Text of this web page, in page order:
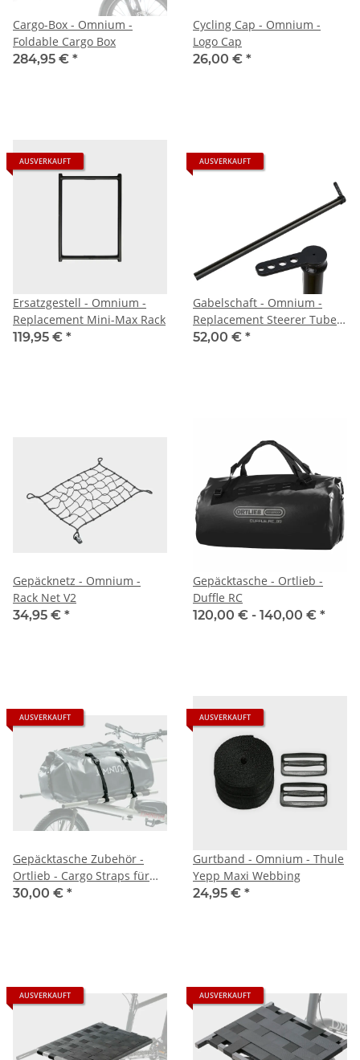
Cargo-Box - Omnium -
Foldable Cargo Box
284,95 € *
Cycling Cap - Omnium -
Logo Cap
26,00 € *
AUSVERKAUFT
Ersatzgestell - Omnium -
Replacement Mini-Max Rack
119,95 € *
AUSVERKAUFT
Gabelschaft - Omnium -
Replacement Steerer Tube -
Standard
52,00 € *
Gepäcknetz - Omnium -
Rack Net V2
34,95 € *
Gepäcktasche - Ortlieb -
Duffle RC
120,00 € - 140,00 € *
AUSVERKAUFT
Gepäcktasche Zubehör -
Ortlieb - Cargo Straps für
Duffle RC
30,00 € *
AUSVERKAUFT
Gurtband - Omnium - Thule
Yepp Maxi Webbing
24,95 € *
AUSVERKAUFT AUSVERKAUFT